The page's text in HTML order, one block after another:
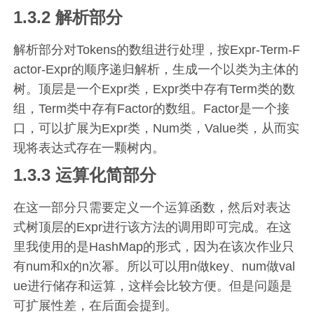
1.3.2 解析部分
解析部分对Tokens的数组进行处理，按Expr-Term-F
actor-Expr的顺序递归解析，生成一个以类为主体的
树。顶层是一个Expr类，Expr类中存有Term类的数
组，Term类中存有Factor的数组。Factor是一个接
口，可以扩展为Expr类，Num类，Value类，从而实
现将表达式存在一颗树内。
1.3.3 运算化简部分
在这一部分只需要定义一个运算函数，然后对表达
式树顶层的Expr进行该方法的调用即可完成。在这
里我使用的是HashMap的形式，因为在该次作业只
有num和x的n次幂。所以可以用n做key、num做val
ue进行储存和运算，这样会比较方便。但是问题是
可扩展性差，在后面会提到。